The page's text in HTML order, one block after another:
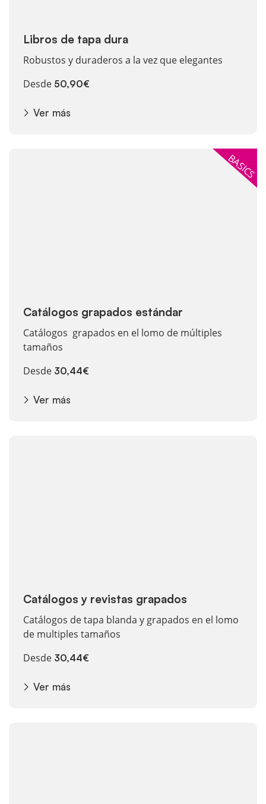
Libros de tapa dura
Robustos y duraderos a la vez que elegantes
Desde 50,90€
Ver más
BASICS
Catálogos grapados estándar
Catálogos grapados en el lomo de múltiples
tamaños
Desde 30,44€
Ver más
Catálogos y revistas grapados
Catálogos de tapa blanda y grapados en el lomo
de multiples tamaños
Desde 30,44€
Ver más